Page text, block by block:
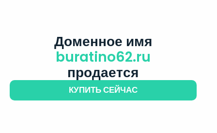
Доменное имя
buratino62.ru
продается
КУПИТЬ СЕЙЧАС